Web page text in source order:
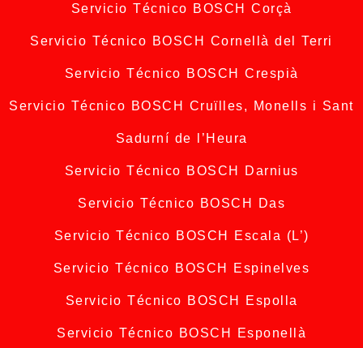
Servicio Técnico BOSCH Corçà
Servicio Técnico BOSCH Cornellà del Terri
Servicio Técnico BOSCH Crespià
Servicio Técnico BOSCH Cruïlles, Monells i Sant
Sadurní de l’Heura
Servicio Técnico BOSCH Darnius
Servicio Técnico BOSCH Das
Servicio Técnico BOSCH Escala (L’)
Servicio Técnico BOSCH Espinelves
Servicio Técnico BOSCH Espolla
Servicio Técnico BOSCH Esponellà